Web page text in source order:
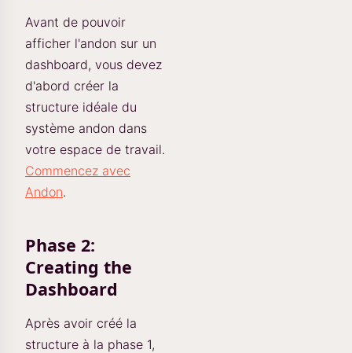
Avant de pouvoir
afficher l'andon sur un
dashboard, vous devez
d'abord créer la
structure idéale du
système andon dans
votre espace de travail.
Commencez avec
Andon.
Phase 2:
Creating the
Dashboard
Après avoir créé la
structure à la phase 1,